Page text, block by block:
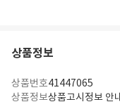
상품정보
상품번호41447065
상품정보상품고시정보 안